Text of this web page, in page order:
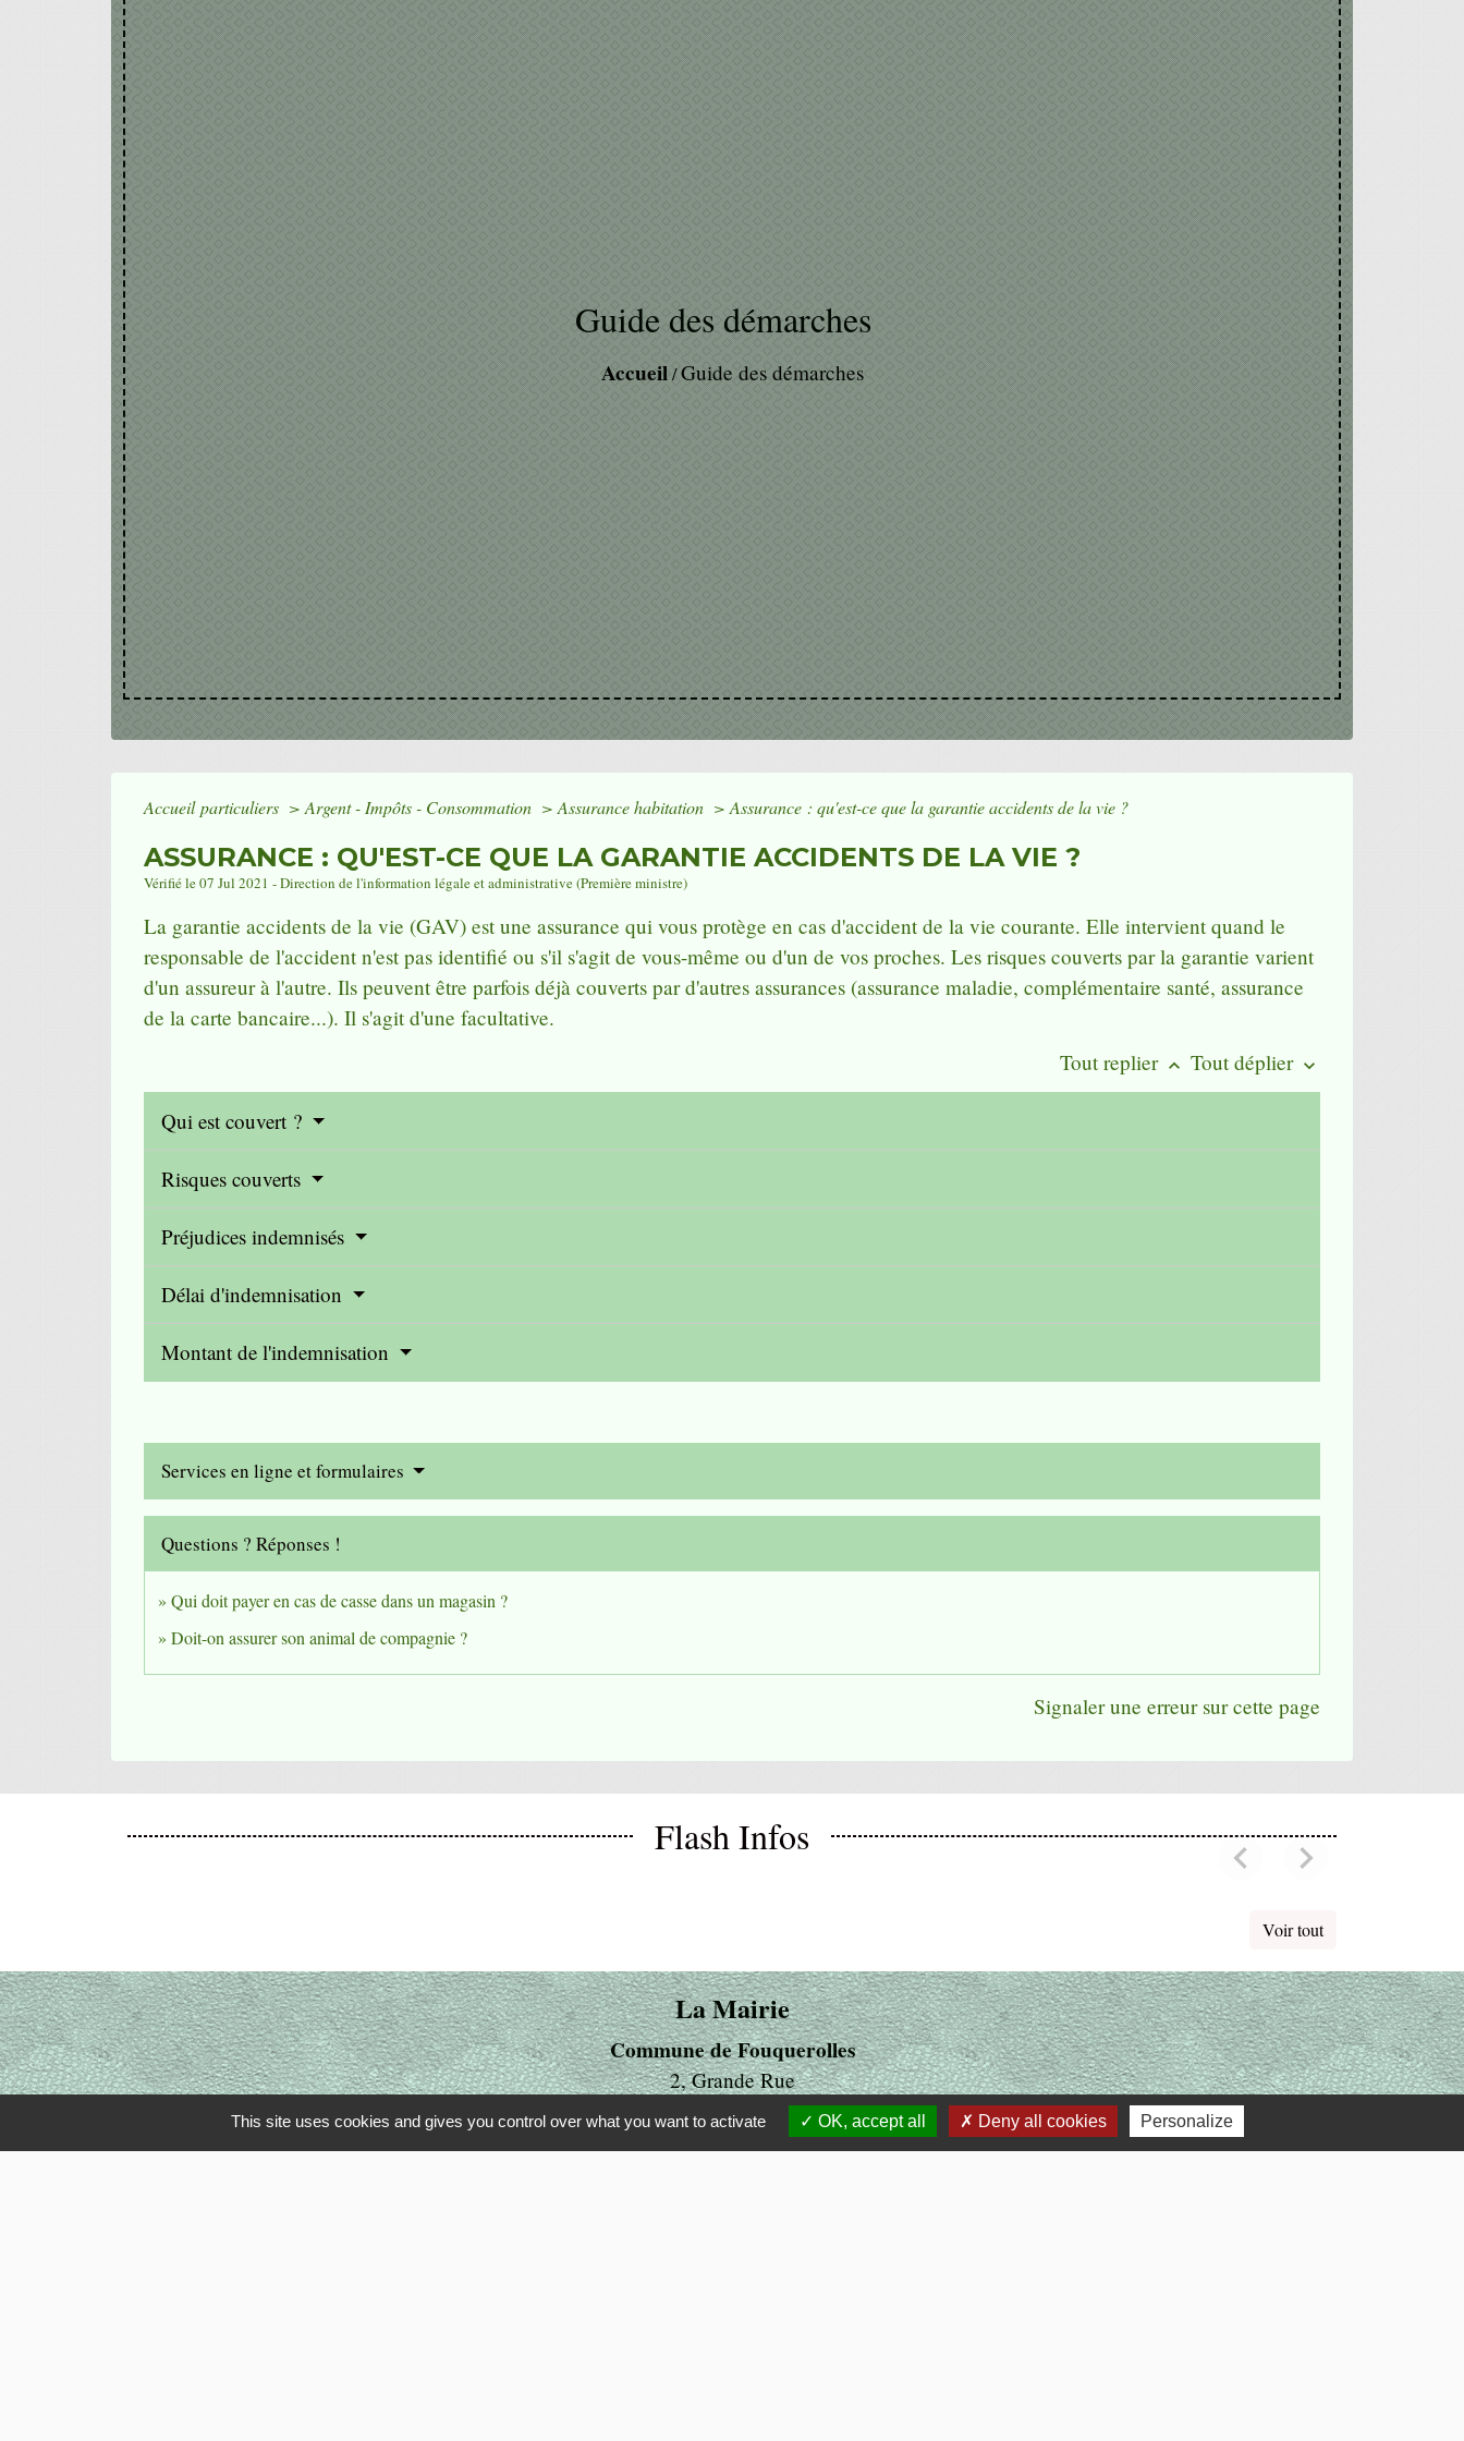
Guide des démarches
Accueil/Guide des démarches
Accueil particuliers > Argent - Impôts - Consommation > Assurance habitation > Assurance : qu'est-ce que la garantie accidents de la vie ?
ASSURANCE : QU'EST-CE QUE LA GARANTIE ACCIDENTS DE LA VIE ?
Vérifié le 07 Jul 2021 - Direction de l'information légale et administrative (Première ministre)
La garantie accidents de la vie (GAV) est une assurance qui vous protège en cas d'accident de la vie courante. Elle intervient quand le
responsable de l'accident n'est pas identifié ou s'il s'agit de vous-même ou d'un de vos proches. Les risques couverts par la garantie varient
d'un assureur à l'autre. Ils peuvent être parfois déjà couverts par d'autres assurances (assurance maladie, complémentaire santé, assurance
de la carte bancaire...). Il s'agit d'une facultative.
Tout replier keyboard_arrow_up Tout déplier keyboard_arrow_down
Qui est couvert ?
Risques couverts
Préjudices indemnisés
Délai d'indemnisation
Montant de l'indemnisation
Services en ligne et formulaires
Questions ? Réponses !
Qui doit payer en cas de casse dans un magasin ?
Doit-on assurer son animal de compagnie ?
Signaler une erreur sur cette page
Flash Infos chevron_leftPreviouschevron_rightNext
Voir tout
La Mairie
Commune de Fouquerolles
2, Grande Rue
60510 Fouquerolles - FRANCE
+33 3 44 80 43 12
This site uses cookies and gives you control over what you want to activate OK, accept all Deny all cookies Personalize